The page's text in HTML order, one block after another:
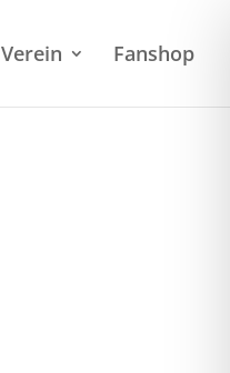
Verein Fanshop